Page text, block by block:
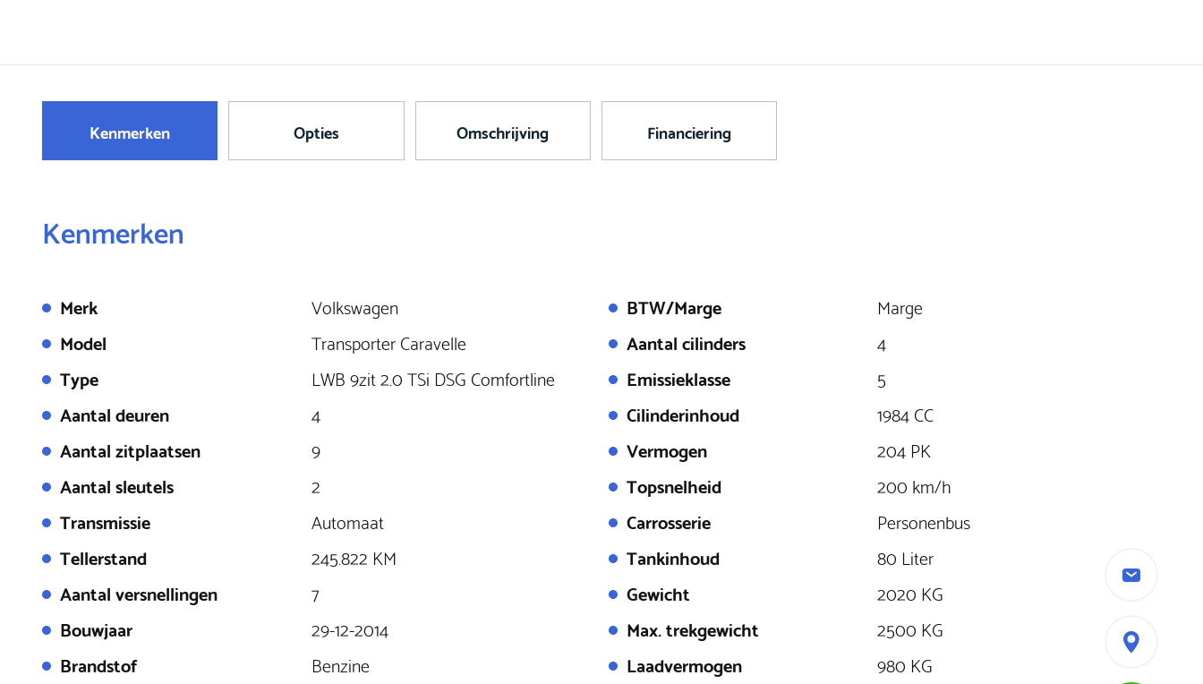
Kenmerken Opties Omschrijving Financiering
Kenmerken
Merk
Volkswagen
Model
Transporter Caravelle
Type
LWB 9zit 2.0 TSi DSG Comfortline
Aantal deuren
4
Aantal zitplaatsen
9
Aantal sleutels
2
Transmissie
Automaat
Tellerstand
245.822 KM
Aantal versnellingen
7
Bouwjaar
29-12-2014
Brandstof
Benzine
BTW/Marge
Marge
Aantal cilinders
4
Emissieklasse
5
Cilinderinhoud
1984 CC
Vermogen
204 PK
Topsnelheid
200 km/h
Carrosserie
Personenbus
Tankinhoud
80 Liter
Gewicht
2020 KG
Max. trekgewicht
2500 KG
Laadvermogen
980 KG